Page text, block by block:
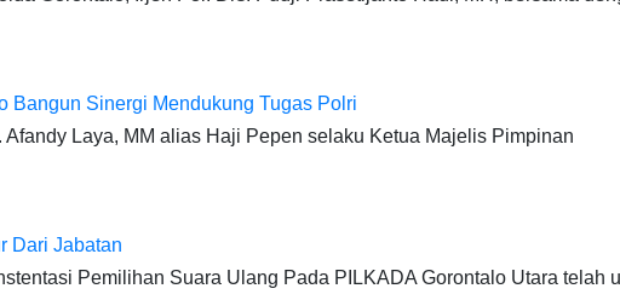
Bangun Sinergi Mendukung Tugas Polri
Laya, MM alias Haji Pepen selaku Ketua Majelis Pimpinan
Dari Jabatan
Pemilihan Suara Ulang Pada PILKADA Gorontalo Utara telah